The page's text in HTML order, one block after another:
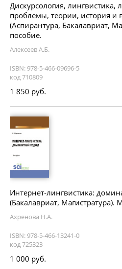
Дискурсология, лингвистика,
проблемы, теории, история и
(Аспирантура, Бакалавриат,
пособие.
Алексеев А.Б.
ISBN: 978-5-466-09696-5
код 710809
1 850 руб.
Интернет-лингвистика:
(Бакалавриат, Магистратура).
Ахренова Н.А.
ISBN: 978-5-466-13241-0
код 725323
1 000 руб.